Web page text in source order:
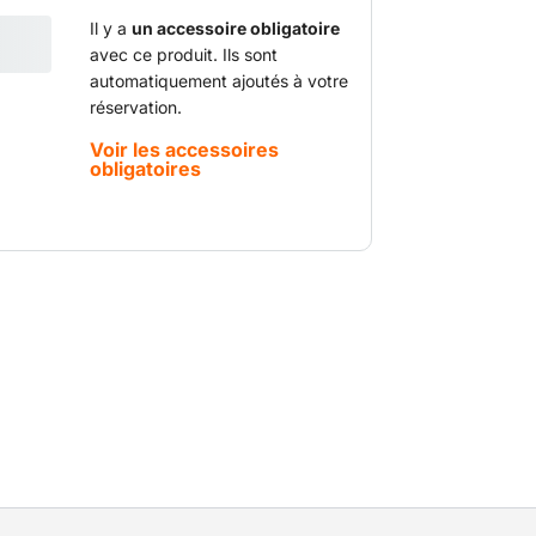
et pour casser le béton, la pierre,
la majeure partie du poids du
peut adopter une position plus
de travail, le chariot contribue à
augmenter la productivité.
Il y a un accessoire obligatoire
avec ce produit. Ils sont
automatiquement ajoutés à votre
réservation.
Voir les accessoires
obligatoires